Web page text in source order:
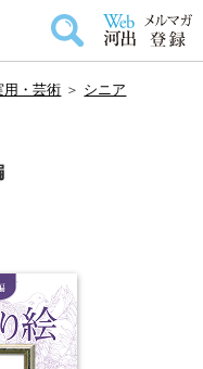
用・芸術 ＞ シニア